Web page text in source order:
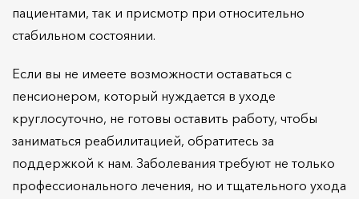
пациентами, так и присмотр при относительно
стабильном состоянии.
Если вы не имеете возможности оставаться с
пенсионером, который нуждается в уходе
круглосуточно, не готовы оставить работу, чтобы
заниматься реабилитацией, обратитесь за
поддержкой к нам. Заболевания требуют не только
профессионального лечения, но и тщательного ухода